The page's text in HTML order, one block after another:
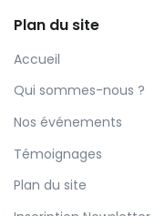
Plan du site
Accueil
Qui sommes-nous ?
Nos événements
Témoignages
Plan du site